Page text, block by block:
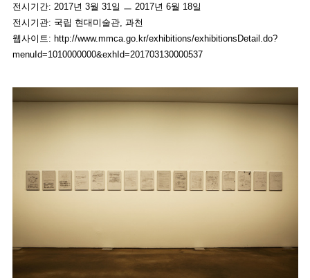
전시기간: 2017년 3월 31일 ㅡ 2017년 6월 18일
전시기관: 국립 현대미술관, 과천
웹사이트: http://www.mmca.go.kr/exhibitions/exhibitionsDetail.do?
menuId=1010000000&exhId=201703130000537